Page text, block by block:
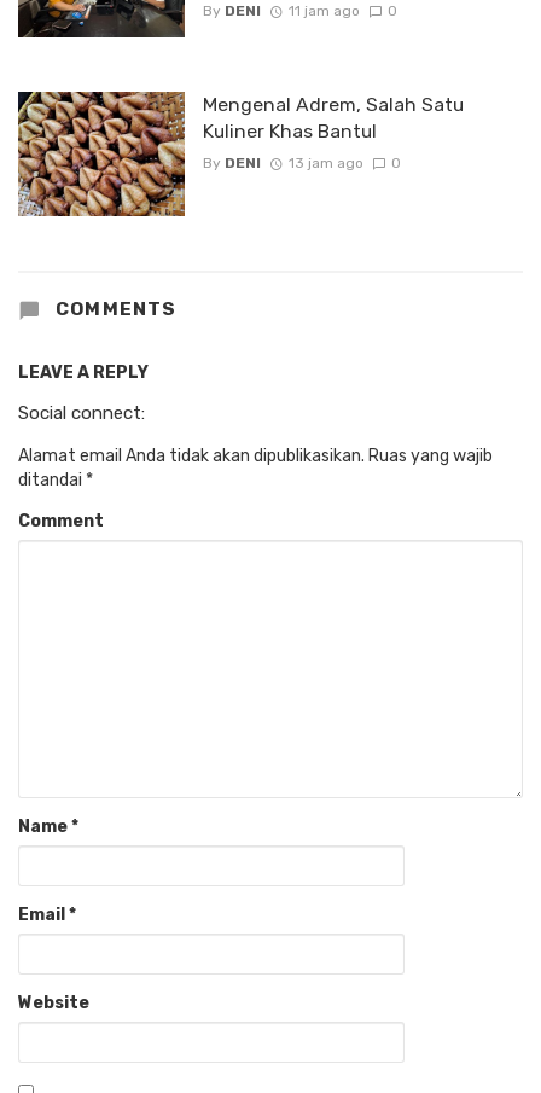
By DENI 11 jam ago 0
Mengenal Adrem, Salah Satu
Kuliner Khas Bantul
By DENI 13 jam ago 0
COMMENTS
LEAVE A REPLY
Social connect:
Alamat email Anda tidak akan dipublikasikan. Ruas yang wajib
ditandai *
Comment
Name*
Email *
Website